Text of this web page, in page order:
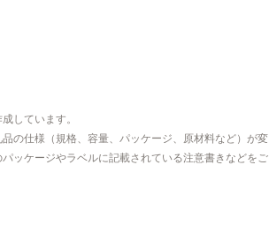
しています。
の仕様（規格、容量、パッケージ、原材料など）が変
ッケージやラベルに記載されている注意書きなどをご